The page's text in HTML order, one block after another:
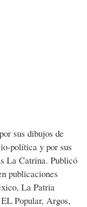
sus dibujos de
política y por sus
La Catrina. Publicó
publicaciones
La Patria
Popular, Argos,